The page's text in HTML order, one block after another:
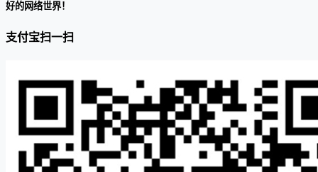
好的网络世界！
支付宝扫一扫